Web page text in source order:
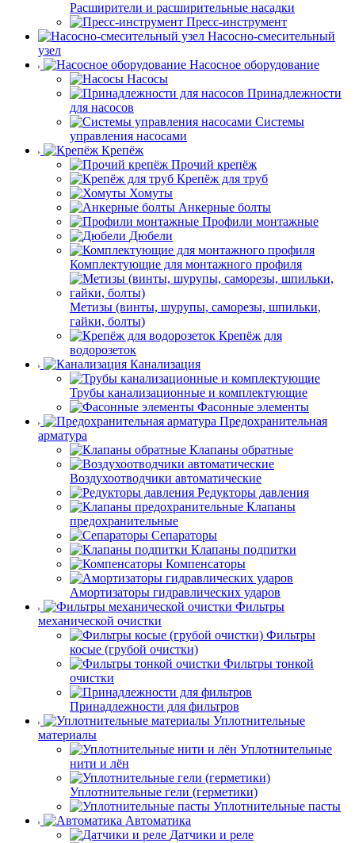
Расширители и расширительные насадки
Пресс-инструмент
Насосно-смесительный
узел
Насосное оборудование
Насосы
Принадлежности
для насосов
Системы
управления насосами
Крепёж
Прочий крепёж
Крепёж для труб
Хомуты
Анкерные болты
Профили монтажные
Дюбели
Комплектующие для монтажного профиля
Метизы (винты, шурупы, саморезы, шпильки,
гайки, болты)
Крепёж для
водорозеток
Канализация
Трубы канализационные и комплектующие
Фасонные элементы
Предохранительная
арматура
Клапаны обратные
Воздухоотводчики автоматические
Редукторы давления
Клапаны
предохранительные
Сепараторы
Клапаны подпитки
Компенсаторы
Амортизаторы гидравлических ударов
Фильтры
механической очистки
Фильтры
косые (грубой очистки)
Фильтры тонкой
очистки
Принадлежности для фильтров
Уплотнительные
материалы
Уплотнительные
нити и лён
Уплотнительные гели (герметики)
Уплотнительные пасты
Автоматика
Датчики и реле